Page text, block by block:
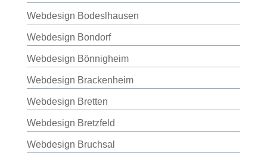
Webdesign Bodeslhausen
Webdesign Bondorf
Webdesign Bönnigheim
Webdesign Brackenheim
Webdesign Bretten
Webdesign Bretzfeld
Webdesign Bruchsal